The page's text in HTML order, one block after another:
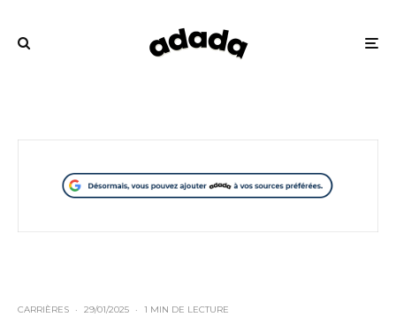
CARRIÈRES · 29/01/2025 · 1 MIN DE LECTURE